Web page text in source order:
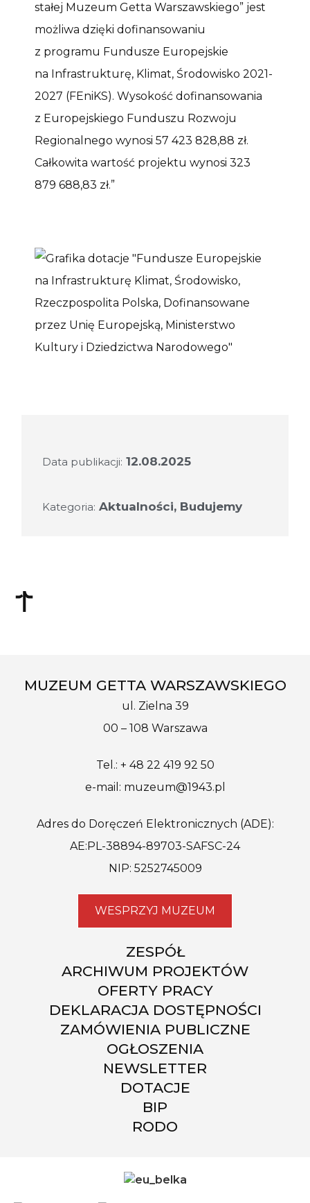
stałej Muzeum Getta Warszawskiego” jest
możliwa dzięki dofinansowaniu
z programu Fundusze Europejskie
na Infrastrukturę, Klimat, Środowisko 2021-
2027 (FEniKS). Wysokość dofinansowania
z Europejskiego Funduszu Rozwoju
Regionalnego wynosi 57 423 828,88 zł.
Całkowita wartość projektu wynosi 323
879 688,83 zł.”
Data publikacji: 12.08.2025
Kategoria: Aktualności, Budujemy
MUZEUM GETTA WARSZAWSKIEGO
ul. Zielna 39
00 – 108 Warszawa
Tel.: + 48 22 419 92 50
e-mail: muzeum@1943.pl
Adres do Doręczeń Elektronicznych (ADE):
AE:PL-38894-89703-SAFSC-24
NIP: 5252745009
WESPRZYJ MUZEUM
ZESPÓŁ
ARCHIWUM PROJEKTÓW
OFERTY PRACY
DEKLARACJA DOSTĘPNOŚCI
ZAMÓWIENIA PUBLICZNE
OGŁOSZENIA
NEWSLETTER
DOTACJE
BIP
RODO